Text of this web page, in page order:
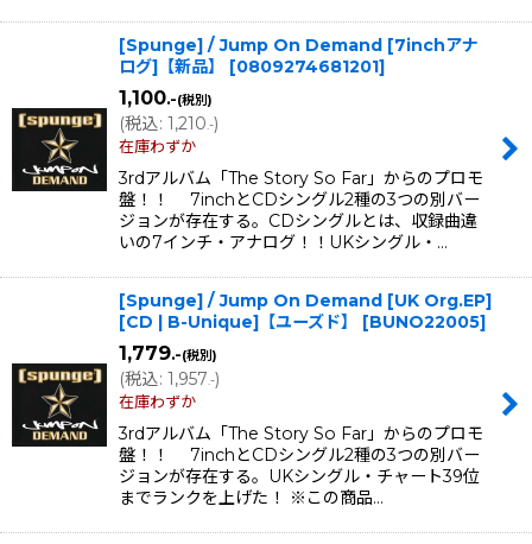
[Spunge] / Jump On Demand [7inchアナ
ログ]【新品】
[0809274681201]
1,100.-(税別)
(税込: 1,210.-)
在庫わずか
3rdアルバム「The Story So Far」からのプロモ
盤！！ 7inchとCDシングル2種の3つの別バー
ジョンが存在する。CDシングルとは、収録曲違
いの7インチ・アナログ！！UKシングル・…
[Spunge] / Jump On Demand [UK Org.EP]
[CD | B-Unique]【ユーズド】
[BUNO22005]
1,779.-(税別)
(税込: 1,957.-)
在庫わずか
3rdアルバム「The Story So Far」からのプロモ
盤！！ 7inchとCDシングル2種の3つの別バー
ジョンが存在する。UKシングル・チャート39位
までランクを上げた！ ※この商品…